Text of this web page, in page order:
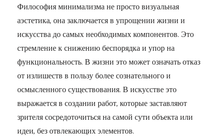
Философия минимализма не просто визуальная
аэстетика, она заключается в упрощении жизни и
искусства до самых необходимых компонентов. Это
стремление к снижению беспорядка и упор на
функциональность. В жизни это может означать отказ
от излишеств в пользу более сознательного и
осмысленного существования. В искусстве это
выражается в создании работ, которые заставляют
зрителя сосредоточиться на самой сути объекта или
идеи, без отвлекающих элементов.